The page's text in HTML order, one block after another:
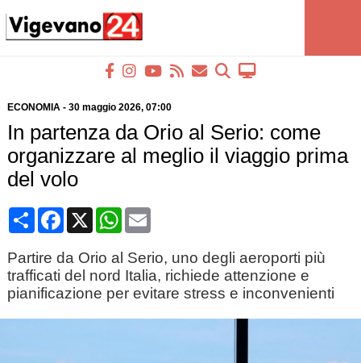
ECONOMIA- 30 maggio 2026, 07:00
In partenza da Orio al Serio: come
organizzare al meglio il viaggio prima
del volo
CondividiFacebook
X WhatsApp
Email
Partire da Orio al Serio, uno degli aeroporti più
trafficati del nord Italia, richiede attenzione e
pianificazione per evitare stress e inconvenienti